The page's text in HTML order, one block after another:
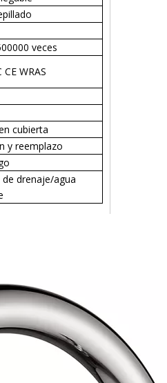
veces
CE WRAS
cubierta
y reemplazo
drenaje/agua